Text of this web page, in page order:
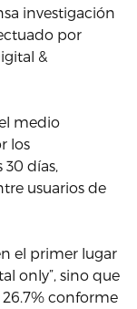
investigación
por
&
medio
los
días,
usuarios de
el primer lugar
only”, sino que
conforme